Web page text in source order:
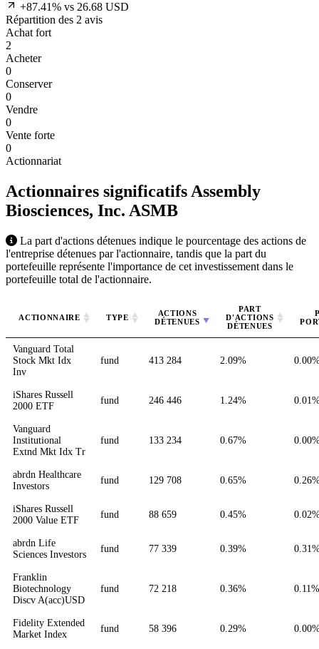
+87.41% vs 26.68 USD
Répartition des 2 avis
Achat fort
2
Acheter
0
Conserver
0
Vendre
0
Vente forte
0
Actionnariat
Actionnaires significatifs Assembly
Biosciences, Inc. ASMB
La part d'actions détenues indique le pourcentage des actions de
l'entreprise détenues par l'actionnaire, tandis que la part du
portefeuille représente l'importance de cet investissement dans le
portefeuille total de l'actionnaire.
ACTIONNAIRE TYPE
ACTIONS
DÉTENUES
PART
D'ACTIONS
DÉTENUES
Vanguard Total
Stock Mkt Idx
Inv
fund 413 284 2.09%
iShares Russell
2000 ETF
fund 246 446 1.24%
Vanguard
Institutional
Extnd Mkt Idx Tr
fund 133 234 0.67%
abrdn Healthcare
Investors
fund 129 708 0.65%
iShares Russell
2000 Value ETF
fund 88 659 0.45%
abrdn Life
Sciences Investors
fund 77 339 0.39%
Franklin
Biotechnology
Discv A(acc)USD
fund 72 218 0.36% 0.11%
Fidelity Extended
Market Index
fund 58 396 0.29%